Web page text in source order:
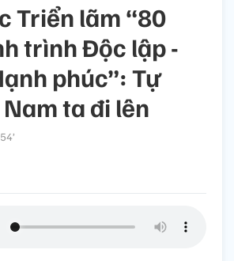
Triển lãm “80
trình Độc lập -
phúc”: Tự
ta đi lên